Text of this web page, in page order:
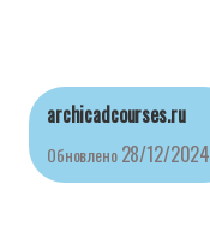
archicadcourses.ru
Обновлено 28/12/2024